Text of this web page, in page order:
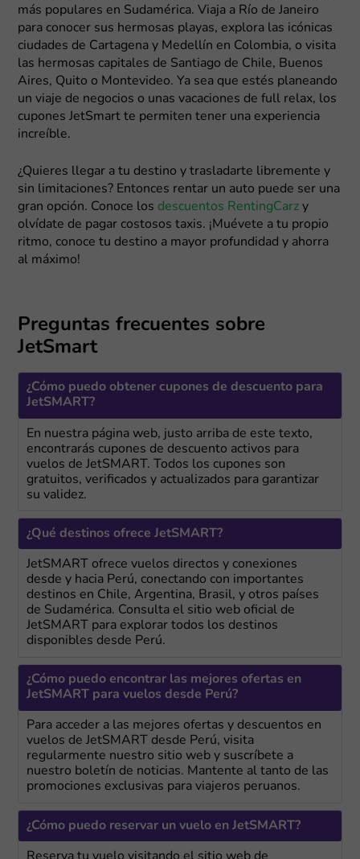
más populares en Sudamérica. Viaja a Río de Janeiro
para conocer sus hermosas playas, explora las icónicas
ciudades de Cartagena y Medellín en Colombia, o visita
las hermosas capitales de Santiago de Chile, Buenos
Aires, Quito o Montevideo. Ya sea que estés planeando
un viaje de negocios o unas vacaciones de full relax, los
cupones JetSmart te permiten tener una experiencia
increíble.
¿Quieres llegar a tu destino y trasladarte libremente y
sin limitaciones? Entonces rentar un auto puede ser una
gran opción. Conoce los descuentos RentingCarz y
olvídate de pagar costosos taxis. ¡Muévete a tu propio
ritmo, conoce tu destino a mayor profundidad y ahorra
al máximo!
Preguntas frecuentes sobre
JetSmart
¿Cómo puedo obtener cupones de descuento para
JetSMART?
En nuestra página web, justo arriba de este texto,
encontrarás cupones de descuento activos para
vuelos de JetSMART. Todos los cupones son
gratuitos, verificados y actualizados para garantizar
su validez.
¿Qué destinos ofrece JetSMART?
JetSMART ofrece vuelos directos y conexiones
desde y hacia Perú, conectando con importantes
destinos en Chile, Argentina, Brasil, y otros países
de Sudamérica. Consulta el sitio web oficial de
JetSMART para explorar todos los destinos
disponibles desde Perú.
¿Cómo puedo encontrar las mejores ofertas en
JetSMART para vuelos desde Perú?
Para acceder a las mejores ofertas y descuentos en
vuelos de JetSMART desde Perú, visita
regularmente nuestro sitio web y suscríbete a
nuestro boletín de noticias. Mantente al tanto de las
promociones exclusivas para viajeros peruanos.
¿Cómo puedo reservar un vuelo en JetSMART?
Reserva tu vuelo visitando el sitio web de